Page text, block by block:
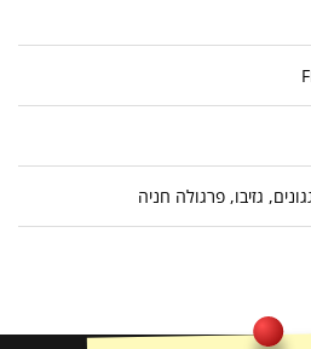
גזיבו, פרגולה חניה